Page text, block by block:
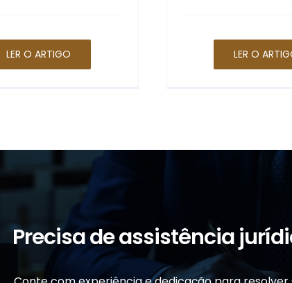
LER O ARTIGO LER O
Precisa de assistência